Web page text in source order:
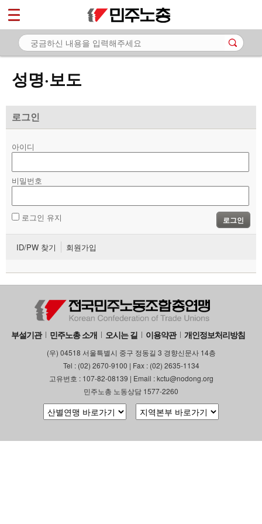
성명·보도
로그인
아이디
비밀번호
로그인 유지 로그인
ID/PW 찾기 회원가입
부설기관 민주노총 소개 오시는 길 이용약관 개인정보처리방침
(우) 04518 서울특별시 중구 정동길 3 경향신문사 14층
Tel : (02) 2670-9100 | Fax : (02) 2635-1134
고유번호 : 107-82-08139 | Email : kctu@nodong.org
민주노총 노동상담 1577-2260
마이페이지
소개
- 공지사항
- 성명·보도
자료
부설기관
업무